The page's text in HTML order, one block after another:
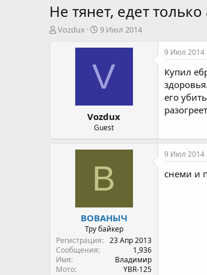
Не тянет, едет
А
Vozdux
Д
т
н
а
а
л
а
9 Июл 2014
V
Vozdux
Guest
9 Июл 2014
Купил
его
В
ВОВАНЫЧ
Тру байкер
Регистрация
23 Апр 2013
Сообщения
1,936
Имя
Владимир
Мото
YBR-125
9 Июл 2014
снеми и